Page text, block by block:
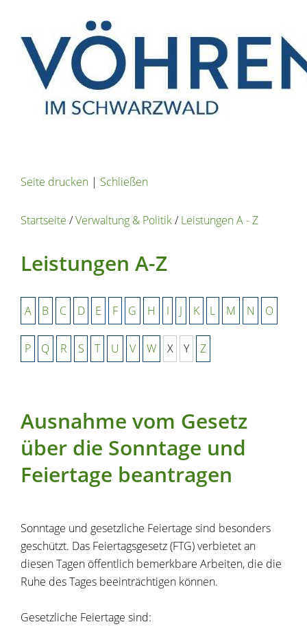
Seite drucken | Schließen
Startseite /Verwaltung & Politik/Leistungen A - Z
Leistungen A-Z
A B C D E F G H I J K L M N O
P Q R S T U V W X Y Z
Ausnahme vom Gesetz
über die Sonntage und
Feiertage beantragen
Sonntage und gesetzliche Feiertage sind besonders
geschützt. Das Feiertagsgesetz (FTG) verbietet an
diesen Tagen öffentlich bemerkbare Arbeiten, die die
Ruhe des Tages beeinträchtigen können.
Gesetzliche Feiertage sind: